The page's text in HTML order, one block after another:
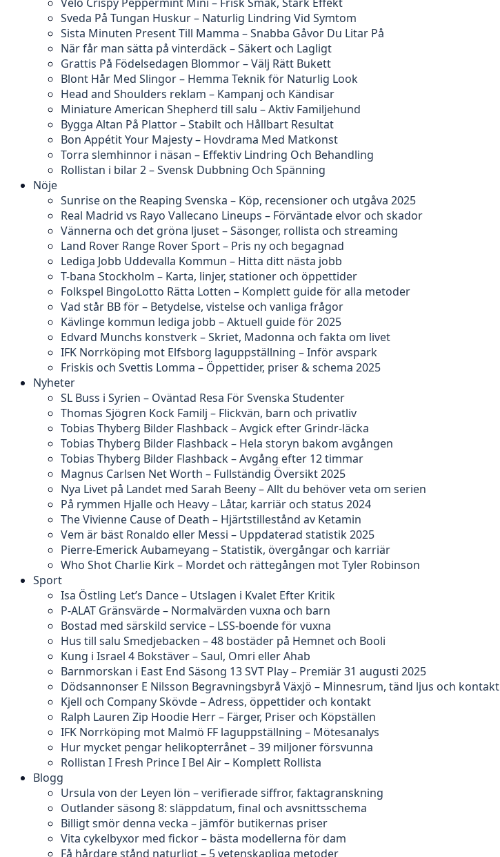
Sveda På Tungan Huskur – Naturlig Lindring Vid Symtom
Sista Minuten Present Till Mamma – Snabba Gåvor Du Litar På
När får man sätta på vinterdäck – Säkert och Lagligt
Grattis På Födelsedagen Blommor – Välj Rätt Bukett
Blont Hår Med Slingor – Hemma Teknik för Naturlig Look
Head and Shoulders reklam – Kampanj och Kändisar
Miniature American Shepherd till salu – Aktiv Familjehund
Bygga Altan På Plattor – Stabilt och Hållbart Resultat
Bon Appétit Your Majesty – Hovdrama Med Matkonst
Torra slemhinnor i näsan – Effektiv Lindring Och Behandling
Rollistan i bilar 2 – Svensk Dubbning Och Spänning
Nöje
Sunrise on the Reaping Svenska – Köp, recensioner och utgåva 2025
Real Madrid vs Rayo Vallecano Lineups – Förväntade elvor och skador
Vännerna och det gröna ljuset – Säsonger, rollista och streaming
Land Rover Range Rover Sport – Pris ny och begagnad
Lediga Jobb Uddevalla Kommun – Hitta ditt nästa jobb
T-bana Stockholm – Karta, linjer, stationer och öppettider
Folkspel BingoLotto Rätta Lotten – Komplett guide för alla metoder
Vad står BB för – Betydelse, vistelse och vanliga frågor
Kävlinge kommun lediga jobb – Aktuell guide för 2025
Edvard Munchs konstverk – Skriet, Madonna och fakta om livet
IFK Norrköping mot Elfsborg laguppställning – Inför avspark
Friskis och Svettis Lomma – Öppettider, priser & schema 2025
Nyheter
SL Buss i Syrien – Oväntad Resa För Svenska Studenter
Thomas Sjögren Kock Familj – Flickvän, barn och privatliv
Tobias Thyberg Bilder Flashback – Avgick efter Grindr-läcka
Tobias Thyberg Bilder Flashback – Hela storyn bakom avgången
Tobias Thyberg Bilder Flashback – Avgång efter 12 timmar
Magnus Carlsen Net Worth – Fullständig Översikt 2025
Nya Livet på Landet med Sarah Beeny – Allt du behöver veta om serien
På rymmen Hjalle och Heavy – Låtar, karriär och status 2024
The Vivienne Cause of Death – Hjärtstillestånd av Ketamin
Vem är bäst Ronaldo eller Messi – Uppdaterad statistik 2025
Pierre-Emerick Aubameyang – Statistik, övergångar och karriär
Who Shot Charlie Kirk – Mordet och rättegången mot Tyler Robinson
Sport
Isa Östling Let’s Dance – Utslagen i Kvalet Efter Kritik
P-ALAT Gränsvärde – Normalvärden vuxna och barn
Bostad med särskild service – LSS-boende för vuxna
Hus till salu Smedjebacken – 48 bostäder på Hemnet och Booli
Kung i Israel 4 Bokstäver – Saul, Omri eller Ahab
Barnmorskan i East End Säsong 13 SVT Play – Premiär 31 augusti 2025
Dödsannonser E Nilsson Begravningsbyrå Växjö – Minnesrum, tänd ljus och kontakt
Kjell och Company Skövde – Adress, öppettider och kontakt
Ralph Lauren Zip Hoodie Herr – Färger, Priser och Köpställen
IFK Norrköping mot Malmö FF laguppställning – Mötesanalys
Hur mycket pengar helikopterrånet – 39 miljoner försvunna
Rollistan I Fresh Prince I Bel Air – Komplett Rollista
Blogg
Ursula von der Leyen lön – verifierade siffror, faktagranskning
Outlander säsong 8: släppdatum, final och avsnittsschema
Billigt smör denna vecka – jämför butikernas priser
Vita cykelbyxor med fickor – bästa modellerna för dam
Få hårdare stånd naturligt – 5 vetenskapliga metoder